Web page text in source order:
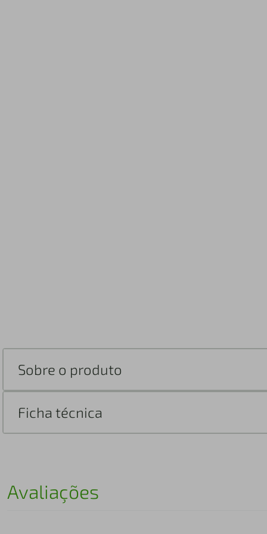
Sobre o produto
Ficha técnica
Avaliações